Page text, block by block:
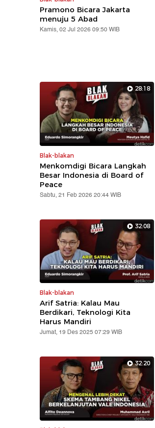
Pramono Bicara Jakarta
menuju 5 Abad
Kamis, 02 Jul 2026 09:50 WIB
28:18
Blak-blakan
Menkomdigi Bicara Langkah
Besar Indonesia di Board of
Peace
Sabtu, 21 Feb 2026 20:44 WIB
32:08
Blak-blakan
Arif Satria: Kalau Mau
Berdikari, Teknologi Kita
Harus Mandiri
Jumat, 19 Des 2025 07:29 WIB
32:20